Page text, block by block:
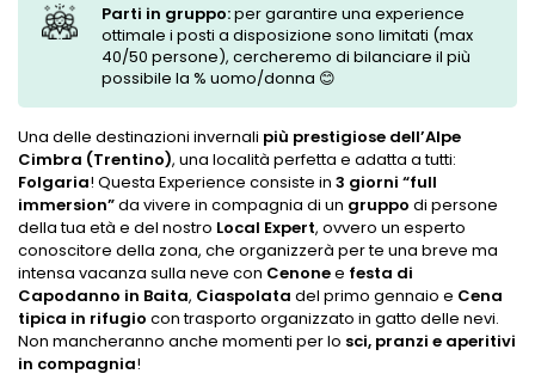
Parti in gruppo:per garantire una experience
ottimale i posti a disposizione sono limitati (max
40/50 persone), cercheremo di bilanciare il più
possibile la % uomo/donna 😊
Una delle destinazioni invernali più prestigiose dell’Alpe
Cimbra (Trentino), una località perfetta e adatta a tutti:
Folgaria! Questa Experience consiste in 3 giorni “full
immersion”da vivere in compagnia di un gruppo di persone
della tua età e del nostro Local Expert, ovvero un esperto
conoscitore della zona, che organizzerà per te una breve ma
intensa vacanza sulla neve con Cenonee festa di
Capodanno in Baita, Ciaspolata del primo gennaio e Cena
tipica in rifugio con trasporto organizzato in gatto delle nevi.
Non mancheranno anche momenti per lo sci, pranzi e aperitivi
in compagnia!